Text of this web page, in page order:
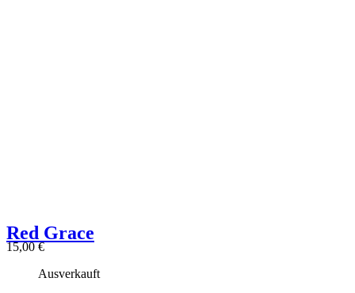
Red Grace
15,00€
Ausverkauft